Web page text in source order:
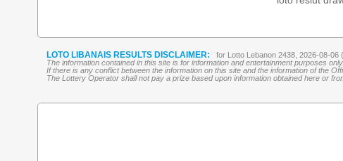
LOTO LIBANAIS RESULTS DISCLAIMER: for Lotto Lebanon 2438, 2026-08-06
The information contained in this site is for information and entertainment purposes
If there is any conflict between the information on this site and the information of the
The Lottery Operator shall not pay a prize based upon information obtained here or